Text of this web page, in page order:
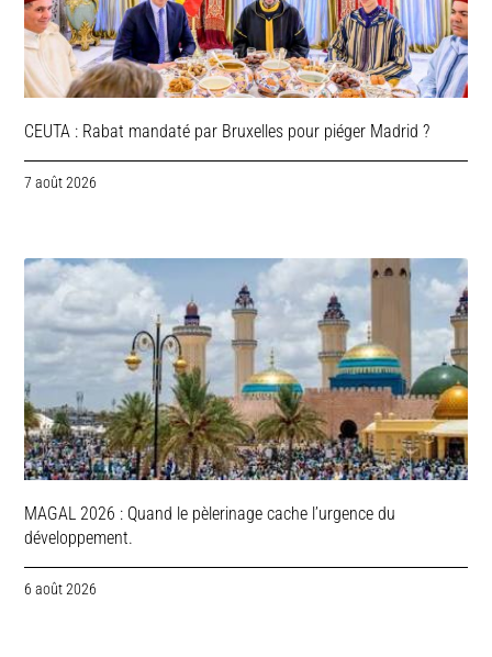
CEUTA : Rabat mandaté par Bruxelles pour piéger Madrid ?
7 août 2026
MAGAL 2026 : Quand le pèlerinage cache l’urgence du
développement.
6 août 2026